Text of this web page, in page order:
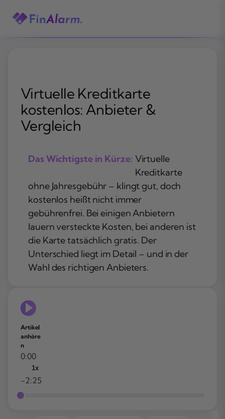
Inhalt
Virtuelle Kreditkarte
kostenlos: Anbieter &
Vergleich
Das Wichtigste in Kürze: Virtuelle
Kreditkarte
ohne Jahresgebühr – klingt gut, doch
kostenlos heißt nicht immer
gebührenfrei. Bei einigen Anbietern
lauern versteckte Kosten, bei anderen ist
die Karte tatsächlich gratis. Der
Unterschied liegt im Detail – und in der
Wahl des richtigen Anbieters.
Artikel
anhöre
n
0:00
1x
-2:25